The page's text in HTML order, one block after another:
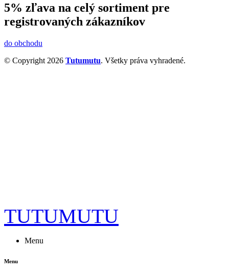
5% zľava na celý sortiment pre
registrovaných zákazníkov
do obchodu
© Copyright 2026 Tutumutu. Všetky práva vyhradené.
TUTUMUTU
Menu
Menu